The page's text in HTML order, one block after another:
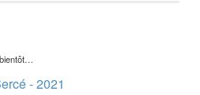
- 2021